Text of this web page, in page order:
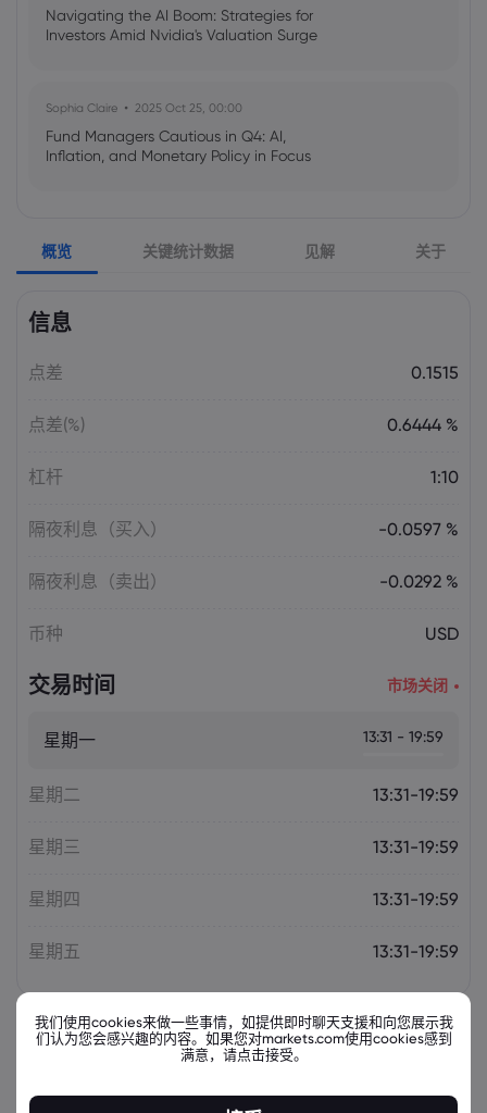
Navigating the AI Boom: Strategies for
Investors Amid Nvidia's Valuation Surge
Sophia Claire 2025 Oct 25, 00:00
Fund Managers Cautious in Q4: AI,
Inflation, and Monetary Policy in Focus
US Government Shutdown Threatens
October Inflation Data Release
US-EU Relations: Russia Sanctions Unite
Emma Rose
Overheating, U.S. Trade Policy Risk
概览 关键统计数据 见解 关于
信息
点差 0.1515
点差(%) 0.6444 %
杠杆 1:10
隔夜利息（买入） -0.0597 %
隔夜利息（卖出） -0.0292 %
币种 USD
交易时间 市场关闭
星期一 13:31 - 19:59
星期二 13:31-19:59
星期三 13:31-19:59
星期四 13:31-19:59
星期五 13:31-19:59
相关金融票据
资产 出售 买入 更改(%)：
我们使用cookies来做一些事情，如提供即时聊天支援和向您展示我
们认为您会感兴趣的内容。如果您对markets.com使用cookies感到
满意，请点击接受。